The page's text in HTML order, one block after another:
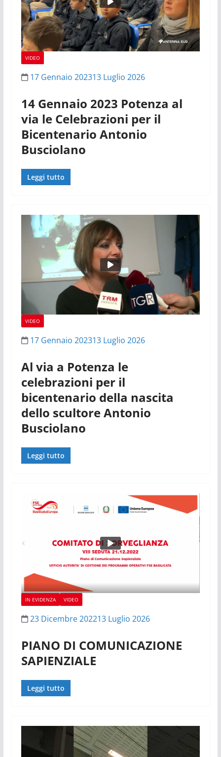
VIDEO
17 Gennaio 202313 Luglio 2026
14 Gennaio 2023 Potenza al
via le Celebrazioni per il
Bicentenario Antonio
Busciolano
Leggi tutto
VIDEO
17 Gennaio 202313 Luglio 2026
Al via a Potenza le
celebrazioni per il
bicentenario della nascita
dello scultore Antonio
Busciolano
Leggi tutto
IN EVIDENZA VIDEO
23 Dicembre 202213 Luglio 2026
PIANO DI COMUNICAZIONE
SAPIENZIALE
Leggi tutto